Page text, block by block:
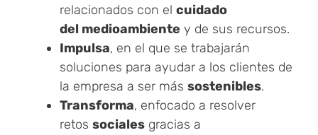
relacionados con el cuidado
del medioambiente y de sus recursos.
Impulsa, en el que se trabajarán
soluciones para ayudar a los clientes de
la empresa a ser más sostenibles.
Transforma, enfocado a resolver
retos sociales gracias a